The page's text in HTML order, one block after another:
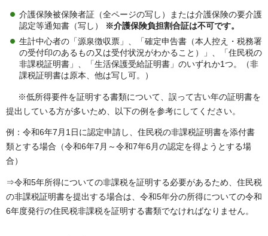
介護保険被保険者証（全ページの写し）または介護保険の要介護
認定等通知書（写し）
※介護保険負担割合証は不可です。
生計中心者の「源泉徴収票」、「確定申告書（本人控え・税務署
の受付印のあるもの又は受付状況がわかること）」、「住民税の
非課税証明書」、「生活保護受給証明書」のいずれか1つ。（非
課税証明書は原本、他は写し可。）
※低所得要件を証明する書類について、誤って古い年の証明書を
提出している方が多いため、以下の例を参考にしてください。
例：令和6年7月1日に認定申請し、住民税の非課税証明書を添付書
類とする場合（令和6年7月～令和7年6月の認定を得ようとする場
合）
⇒令和5年所得についての非課税を証明する必要があるため、住民税
の非課税証明書を提出する場合は、令和5年分の所得についての令和
6年度発行の住民税非課税を証明する書類でなければなりません。